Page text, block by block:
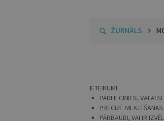
ŽURNĀLS
IETEIKUMI:
PĀRLIECINIES, VAI
PRECIZĒ
PĀRBAUDI, VAI IR